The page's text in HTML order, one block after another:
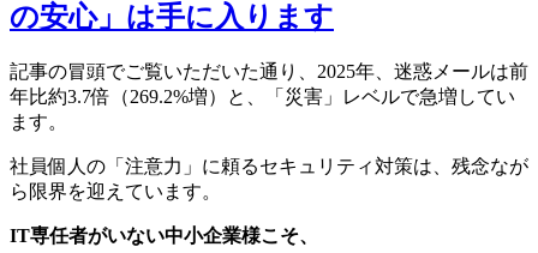
の安心」は手に入ります
記事の冒頭でご覧いただいた通り、2025年、迷惑メールは前
年比約3.7倍（269.2%増）と、「災害」レベルで急増してい
ます。
社員個人の「注意力」に頼るセキュリティ対策は、残念なが
ら限界を迎えています。
IT専任者がいない中小企業様こそ、